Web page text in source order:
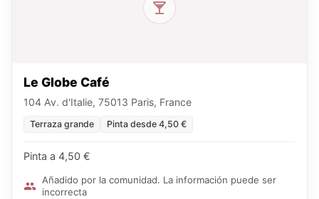
Le Globe Café
104 Av. d'Italie, 75013 Paris, France
Terraza grande Pinta desde 4,50 €
Pinta a 4,50 €
Añadido por la comunidad. La información puede ser
incorrecta